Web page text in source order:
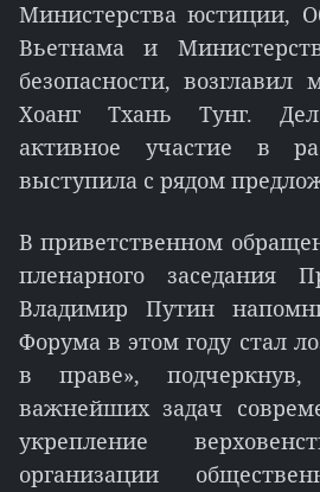
Министерства юстиции,
Вьетнама и
безопасности,
Хоанг Тхань Тунг.
активное участие в
выступила с рядом
В приветственном
пленарного заседания
Владимир Путин
Форума в этом году стал
в праве»,
важнейших задач
укрепление
организации